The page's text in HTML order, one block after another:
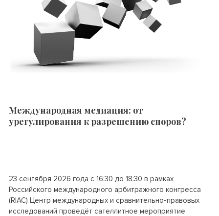
Международная медиация: от
урегулирования к разрешению споров?
23 сентября 2026 года с 16:30 до 18:30 в рамках
Российского международного арбитражного конгресса
(RIAC) Центр международных и сравнительно-правовых
исследований проведёт сателлитное мероприятие